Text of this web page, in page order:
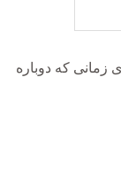
زمانی که دوباره